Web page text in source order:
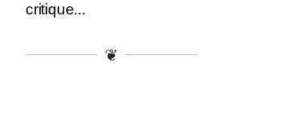
critique...
❦